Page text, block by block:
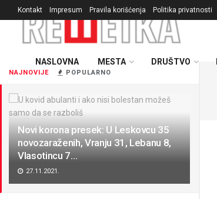
NAJNOVIJE POPULARNO
Novi korona presek: U Leskovcu 35
novozaraženih, Vranju 31, Lebanu 8,
Vlasotincu 7…
27.11.2021.
Kontakt Impresum Pravila korišćenja Politika privatnosti
NASLOVNA MESTA DRUŠTVO